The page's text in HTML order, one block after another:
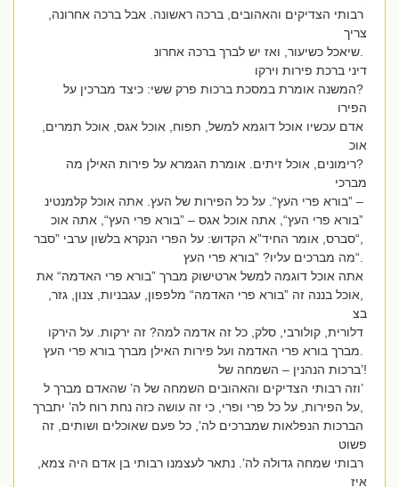
רבותי הצדיקים והאהובים, ברכה ראשונה. אבל ברכה אחרונה,
צריך
.שיאכל כשיעור, ואז יש לברך ברכה אחרונ
דיני ברכת פירות וירקו
?המשנה אומרת במסכת ברכות פרק ששי: כיצד מברכין על
הפירו
אדם עכשיו אוכל דוגמא למשל, תפוח, אוכל אגס, אוכל תמרים,
אוכ
?רימונים, אוכל זיתים. אומרת הגמרא על פירות האילן מה
מברכי
– ”בורא פרי העץ“. על כל הפירות של העץ. אתה אוכל קלמנטינ
”בורא פרי העץ“, אתה אוכל אגס – ”בורא פרי העץ“, אתה אוכ
,“סברס, אומר החיד”א הקדוש: על הפרי הנקרא בלשון ערבי ”סבר
.“מה מברכים עליו? ”בורא פרי העץ
אתה אוכל דוגמה למשל ארטישוק מברך ”בורא פרי האדמה“ את
,אוכל בננה זה ”בורא פרי האדמה“ מלפפון, עגבניות, צנון, גזר,
בצ
דלורית, קולורבי, סלק, כל זה אדמה למה? זה ירקות. על הירקו
.מברך בורא פרי האדמה ועל פירות האילן מברך בורא פרי העץ
!’ברכות הנהנין – השמחה של
’וזה רבותי הצדיקים והאהובים השמחה של ה’ שהאדם מברך ל
,על הפירות, על כל פרי ופרי, כי זה עושה כזה נחת רוח לה’ יתברך
הברכות הנפלאות שמברכים לה’, כל פעם שאוכלים ושותים, זה
פשוט
רבותי שמחה גדולה לה’. נתאר לעצמנו רבותי בן אדם היה צמא,
איז